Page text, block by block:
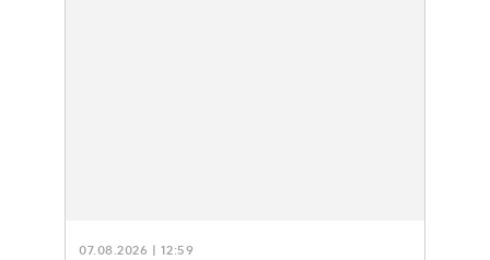
07.08.2026 | 12:59